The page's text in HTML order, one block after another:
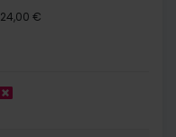
24,00 €